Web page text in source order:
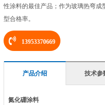
性涂料的最佳产品；作为玻璃热弯
型合格率。
13953370669
产品介绍 技术参
氮化硼涂料